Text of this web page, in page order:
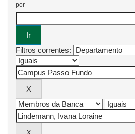
por
Filtros correntes: